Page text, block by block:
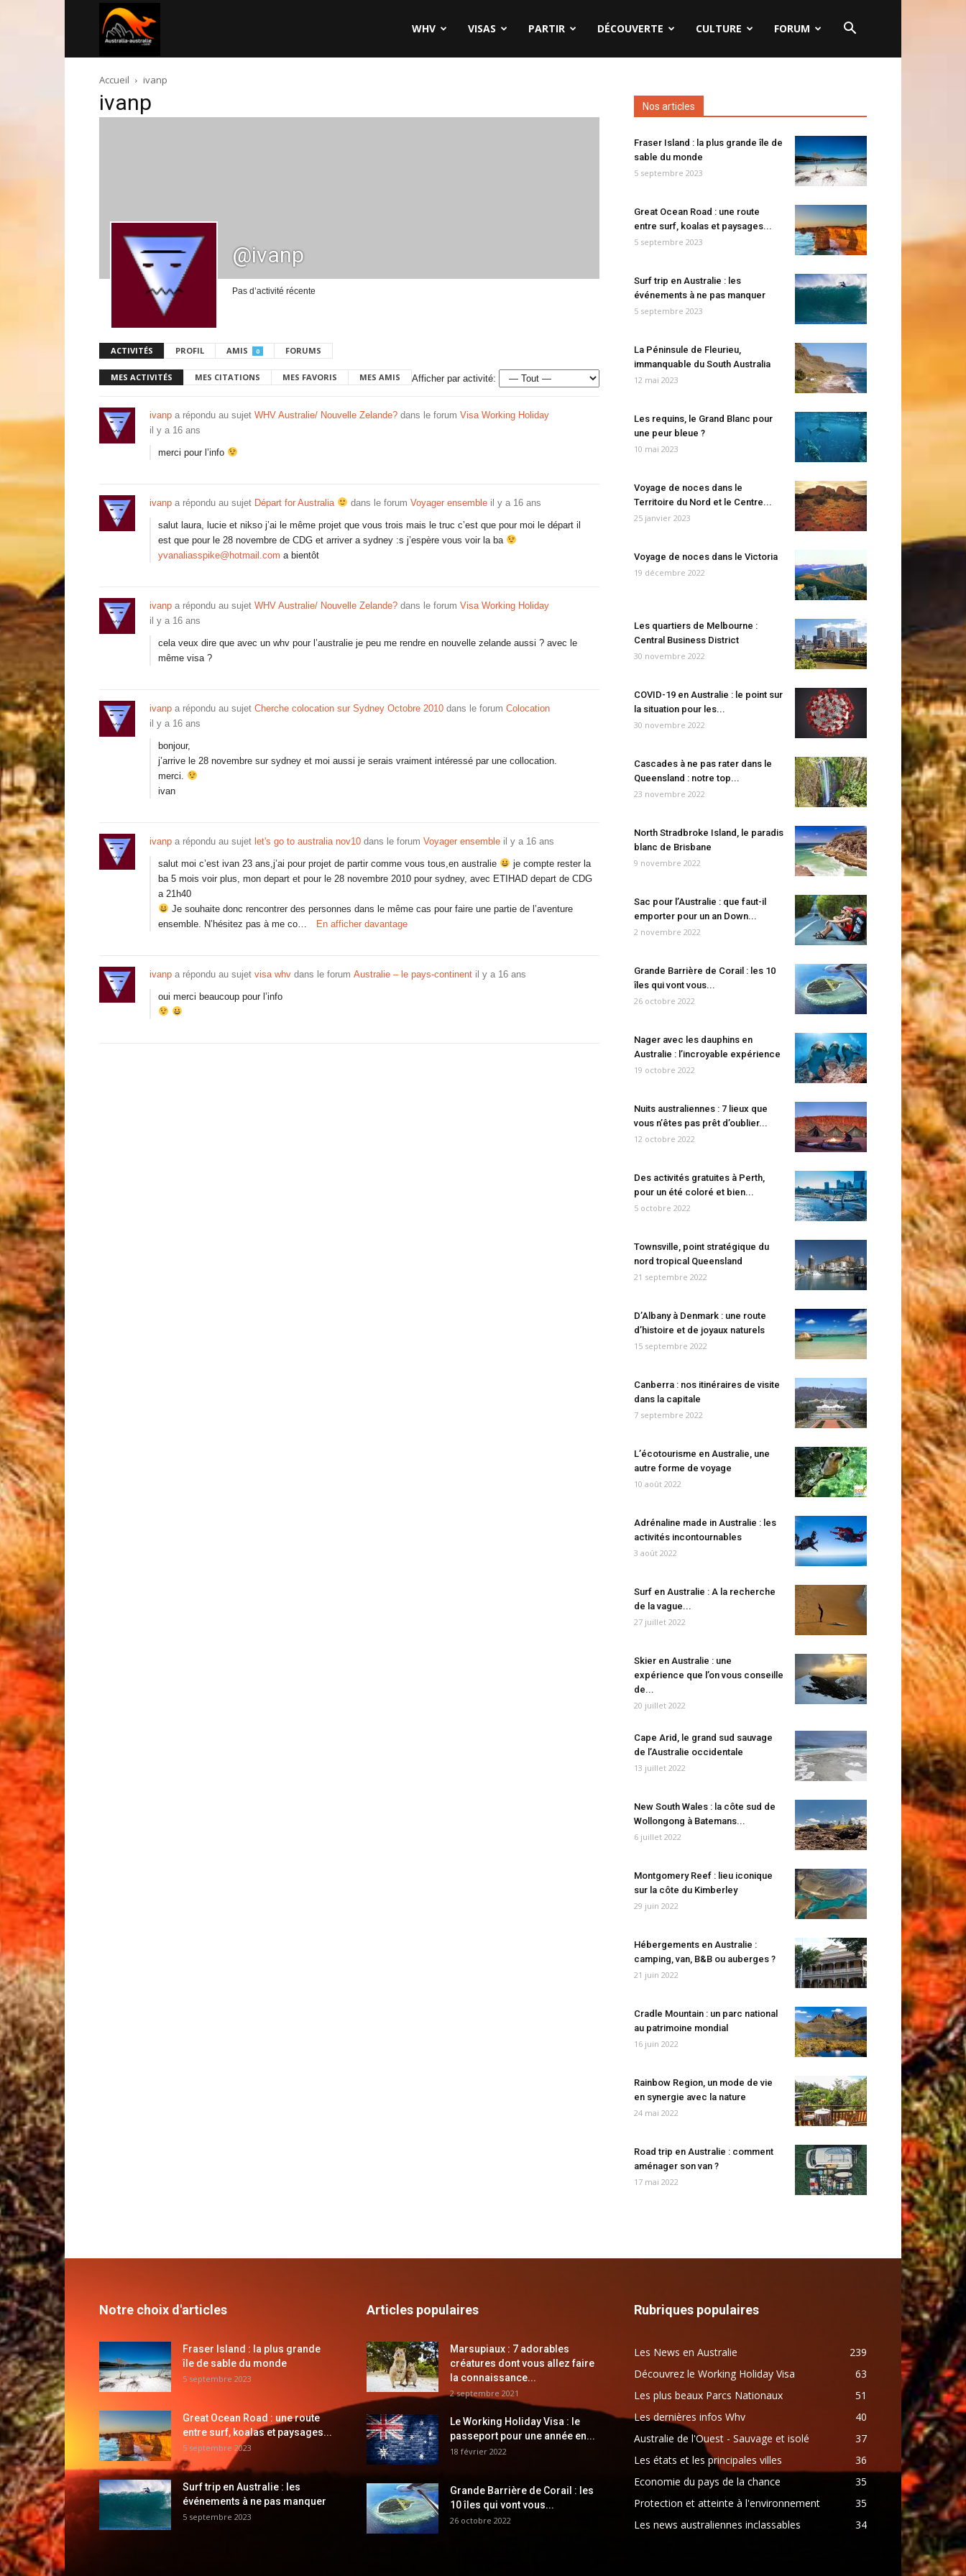
australie.com
WHV VISAS PARTIR DÉCOUVERTE CULTURE FORUM
Accueil ivanp
ivanp
@ivanp
Pas d’activité récente
ACTIVITÉS PROFIL AMIS 0 FORUMS
MES ACTIVITÉS MES CITATIONS MES FAVORIS MES AMIS Afficher par activité:
ivanp a répondu au sujet WHV Australie/ Nouvelle Zelande? dans le forum Visa Working Holiday
il y a 16 ans
merci pour l’info
ivanp a répondu au sujet Départ for Australia dans le forum Voyager ensemble il y a 16 ans
salut laura, lucie et nikso j’ai le même projet que vous trois mais le truc c’est que pour moi le départ il
est que pour le 28 novembre de CDG et arriver a sydney :s j’espère vous voir la ba
yvanaliasspike@hotmail.com a bientôt
ivanp a répondu au sujet WHV Australie/ Nouvelle Zelande? dans le forum Visa Working Holiday
il y a 16 ans
cela veux dire que avec un whv pour l’australie je peu me rendre en nouvelle zelande aussi ? avec le
même visa ?
ivanp a répondu au sujet Cherche colocation sur Sydney Octobre 2010 dans le forum Colocation
il y a 16 ans
bonjour,
j’arrive le 28 novembre sur sydney et moi aussi je serais vraiment intéressé par une collocation.
merci.
ivan
ivanp a répondu au sujet let's go to australia nov10 dans le forum Voyager ensemble il y a 16 ans
salut moi c’est ivan 23 ans,j’ai pour projet de partir comme vous tous,en australie
je compte rester la
ba 5 mois voir plus, mon depart et pour le 28 novembre 2010 pour sydney, avec ETIHAD depart de CDG
a 21h40
Je souhaite donc rencontrer des personnes dans le même cas pour faire une partie de l’aventure
ensemble. N’hésitez pas à me co…
En afficher davantage
ivanp a répondu au sujet visa whv dans le forum Australie – le pays-continent il y a 16 ans
oui merci beaucoup pour l’info
Nos articles
Fraser Island : la plus grande île de
sable du monde
5 septembre 2023
Great Ocean Road : une route
entre surf, koalas et paysages...
5 septembre 2023
Surf trip en Australie : les
événements à ne pas manquer
5 septembre 2023
La Péninsule de Fleurieu,
immanquable du South Australia
12 mai 2023
Les requins, le Grand Blanc pour
une peur bleue ?
10 mai 2023
Voyage de noces dans le
Territoire du Nord et le Centre...
25 janvier 2023
Voyage de noces dans le Victoria
19 décembre 2022
Les quartiers de Melbourne :
Central Business District
30 novembre 2022
COVID-19 en Australie : le point sur
la situation pour les...
30 novembre 2022
Cascades à ne pas rater dans le
Queensland : notre top...
23 novembre 2022
North Stradbroke Island, le paradis
blanc de Brisbane
9 novembre 2022
Sac pour l’Australie : que faut-il
emporter pour un an Down...
2 novembre 2022
Grande Barrière de Corail : les 10
îles qui vont vous...
26 octobre 2022
Nager avec les dauphins en
Australie : l’incroyable expérience
19 octobre 2022
Nuits australiennes : 7 lieux que
vous n’êtes pas prêt d’oublier...
12 octobre 2022
Des activités gratuites à Perth,
pour un été coloré et bien...
5 octobre 2022
Townsville, point stratégique du
nord tropical Queensland
21 septembre 2022
D’Albany à Denmark : une route
d’histoire et de joyaux naturels
15 septembre 2022
Canberra : nos itinéraires de visite
dans la capitale
7 septembre 2022
L’écotourisme en Australie, une
autre forme de voyage
10 août 2022
Adrénaline made in Australie : les
activités incontournables
3 août 2022
Surf en Australie : A la recherche
de la vague...
27 juillet 2022
Skier en Australie : une
expérience que l’on vous conseille
de...
20 juillet 2022
Cape Arid, le grand sud sauvage
de l’Australie occidentale
13 juillet 2022
New South Wales : la côte sud de
Wollongong à Batemans...
6 juillet 2022
Montgomery Reef : lieu iconique
sur la côte du Kimberley
29 juin 2022
Hébergements en Australie :
camping, van, B&B ou auberges ?
21 juin 2022
Cradle Mountain : un parc national
au patrimoine mondial
16 juin 2022
Rainbow Region, un mode de vie
en synergie avec la nature
24 mai 2022
Road trip en Australie : comment
aménager son van ?
17 mai 2022
Notre choix d'articles
Fraser Island : la plus grande
île de sable du monde
5 septembre 2023
Great Ocean Road : une route
entre surf, koalas et paysages...
5 septembre 2023
Surf trip en Australie : les
événements à ne pas manquer
5 septembre 2023
Articles populaires
Marsupiaux : 7 adorables
créatures dont vous allez faire
la connaissance...
2 septembre 2021
Le Working Holiday Visa : le
passeport pour une année en...
18 février 2022
Grande Barrière de Corail : les
10 îles qui vont vous...
26 octobre 2022
Rubriques populaires
Les News en Australie
239
Découvrez le Working Holiday Visa
63
Les plus beaux Parcs Nationaux
51
Les dernières infos Whv
40
Australie de l'Ouest - Sauvage et isolé
37
Les états et les principales villes
36
Economie du pays de la chance
35
Protection et atteinte à l'environnement
35
Les news australiennes inclassables
34